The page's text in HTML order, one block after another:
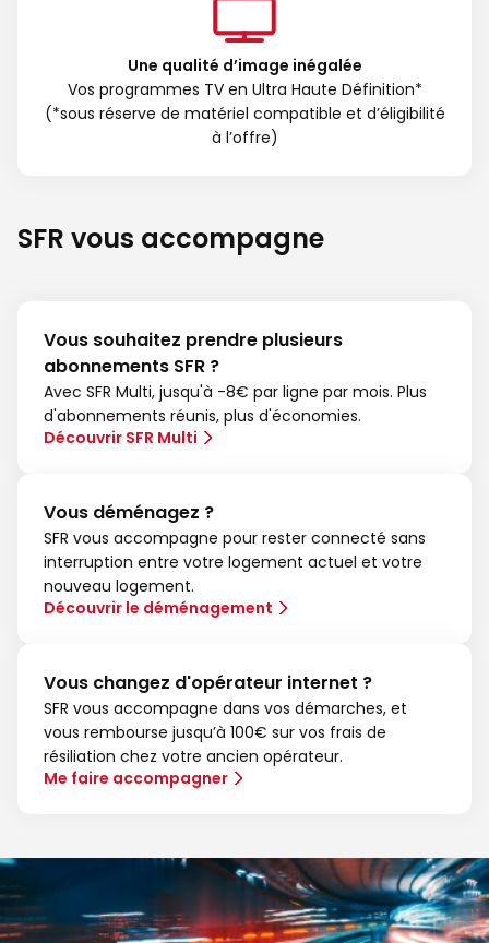
Une qualité d’image inégalée
Vos programmes TV en Ultra Haute Définition*
(*sous réserve de matériel compatible et d’éligibilité
à l’offre)
SFR vous accompagne
Vous souhaitez prendre plusieurs
abonnements SFR ?
Avec SFR Multi, jusqu'à -8€ par ligne par mois. Plus
d'abonnements réunis, plus d'économies.
Découvrir SFR Multi
Vous déménagez ?
SFR vous accompagne pour rester connecté sans
interruption entre votre logement actuel et votre
nouveau logement.
Découvrir le déménagement
Vous changez d'opérateur internet ?
SFR vous accompagne dans vos démarches, et
vous rembourse jusqu’à 100€ sur vos frais de
résiliation chez votre ancien opérateur.
Me faire accompagner